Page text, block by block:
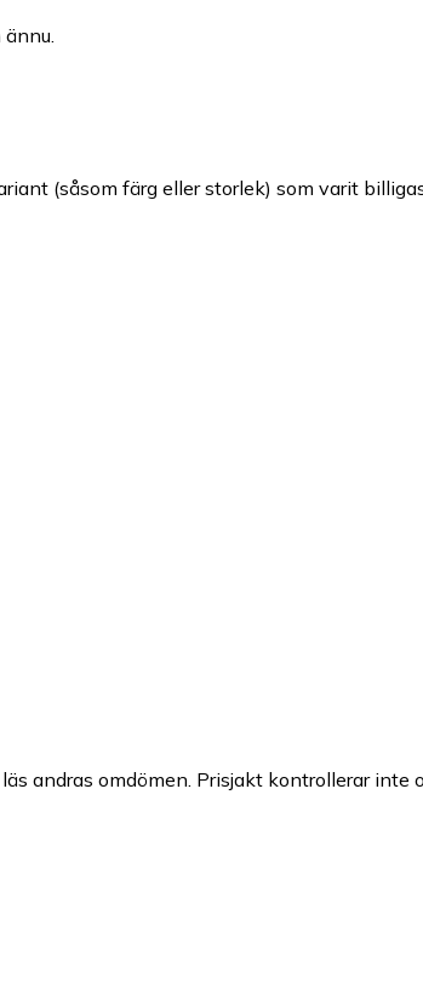
(såsom färg eller storlek) som varit
andras omdömen. Prisjakt kontrollerar